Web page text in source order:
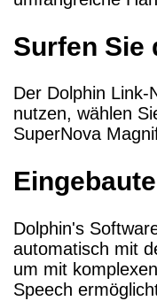
Surfen Sie
Der Dolphin Link-
nutzen, wählen
SuperNova
Dolphin's
automatisch mit
um mit
Speech